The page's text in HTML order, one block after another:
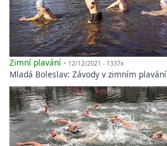
Zimní plavání - 12/12/2021 - 1337x
Mladá Boleslav: Závody v zimním plavání